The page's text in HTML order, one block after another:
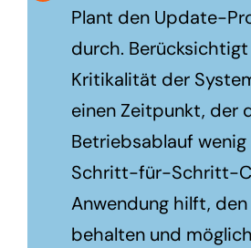
Plant den Update-
durch.
Kritikalität der
einen Zeitpunkt, der
Betriebsablauf
Schritt-für-Schritt-
Anwendung hilft,
behalten und